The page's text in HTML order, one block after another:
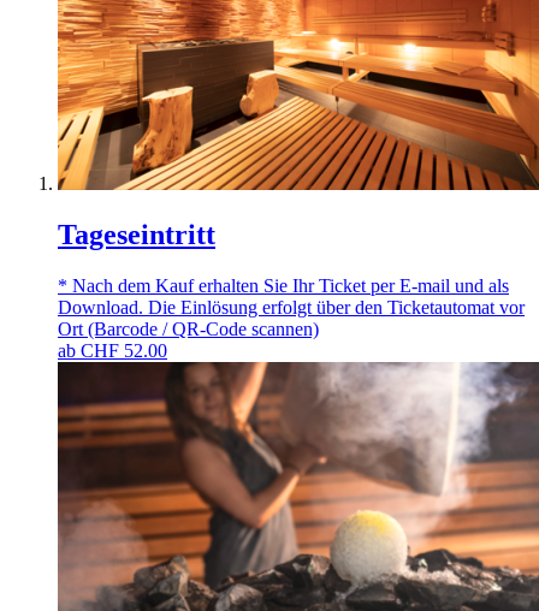
Tageseintritt
* Nach dem Kauf erhalten Sie Ihr Ticket per E-mail und als
Download. Die Einlösung erfolgt über den Ticketautomat vor
Ort (Barcode / QR-Code scannen)
ab CHF 52.00